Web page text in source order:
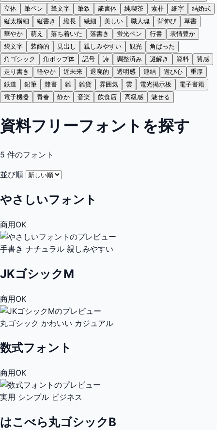
立体
筆ペン 筆文字 筆致 篆書体 純喫茶 素朴 細字
結婚式
縦太横細
縦書き 縦長 繊細 美しい 職人魂 背伸び
草書
華やか
萌え 落ち着いた 落書き 蛍光ペン 行書
表情豊か
袋文字
装飾的 見出し 親しみやすい 観光
角ばった
角ゴシック
角ポップ体 記号 詩 調整済み 謎解き 資料
質感
走り書き
軽やか 近未来 退廃的 透明感 連結 遊び心
重厚
鉄道
鉛筆 隷書 雑 雑貨 雰囲気 雲 電光掲示板
電子書籍
電子機器
青春 静か 音楽 飲食店 高級感 魅せる
資料フリーフォントを探す
5 件のフォント
並び順
やさしいフォント
商用OK
手書き ナチュラル 親しみやすい
JKゴシックM
商用OK
丸ゴシック かわいい カジュアル
数式フォント
商用OK
実用 シンプル ビジネス
はこべら丸ゴシックB